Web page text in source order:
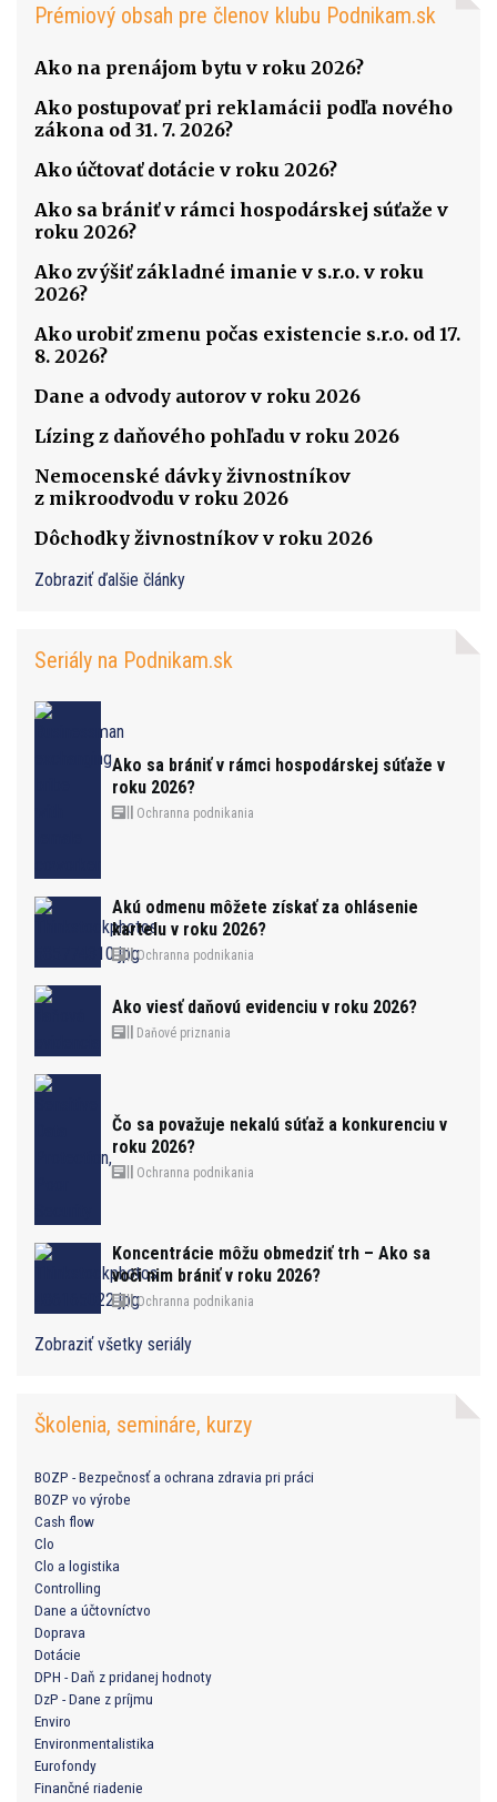
Prémiový obsah pre členov klubu Podnikam.sk
Ako na prenájom bytu v roku 2026?
Ako postupovať pri reklamácii podľa nového
zákona od 31. 7. 2026?
Ako účtovať dotácie v roku 2026?
Ako sa brániť v rámci hospodárskej súťaže v
roku 2026?
Ako zvýšiť základné imanie v s.r.o. v roku
2026?
Ako urobiť zmenu počas existencie s.r.o. od 17.
8. 2026?
Dane a odvody autorov v roku 2026
Lízing z daňového pohľadu v roku 2026
Nemocenské dávky živnostníkov
z mikroodvodu v roku 2026
Dôchodky živnostníkov v roku 2026
Zobraziť ďalšie články
Seriály na Podnikam.sk
Ako sa brániť v rámci hospodárskej súťaže v
roku 2026?
Ochranna podnikania
Akú odmenu môžete získať za ohlásenie
kartelu v roku 2026?
Ochranna podnikania
Ako viesť daňovú evidenciu v roku 2026?
Daňové priznania
Čo sa považuje nekalú súťaž a konkurenciu v
roku 2026?
Ochranna podnikania
Koncentrácie môžu obmedziť trh – Ako sa
voči nim brániť v roku 2026?
Ochranna podnikania
Zobraziť všetky seriály
Školenia, semináre, kurzy
BOZP - Bezpečnosť a ochrana zdravia pri práci
BOZP vo výrobe
Cash flow
Clo
Clo a logistika
Controlling
Dane a účtovníctvo
Doprava
Dotácie
DPH - Daň z pridanej hodnoty
DzP - Dane z príjmu
Enviro
Environmentalistika
Eurofondy
Finančné riadenie